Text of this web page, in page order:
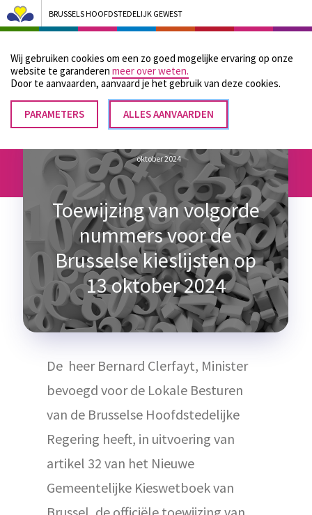
Wij gebruiken cookies om een zo goed mogelijke ervaring op onze
website te garanderen meer over weten.
Door te aanvaarden, aanvaard je het gebruik van deze cookies.
PARAMETERS ALLES AANVAARDEN
TOESTEMMING
INTREKKEN
BRUSSELS HOOFDSTEDELIJK GEWEST
Bruxelles Pouvoirs Locaux - Aller à la page d'accueil
Menu
Kruimelpad
Home
oktober 2024
Toewijzing van volgorde
nummers voor de
Brusselse kieslijsten op
13 oktober 2024
De heer Bernard Clerfayt, Minister
bevoegd voor de Lokale Besturen
van de Brusselse Hoofdstedelijke
Regering heeft, in uitvoering van
artikel 32 van het Nieuwe
Gemeentelijke Kieswetboek van